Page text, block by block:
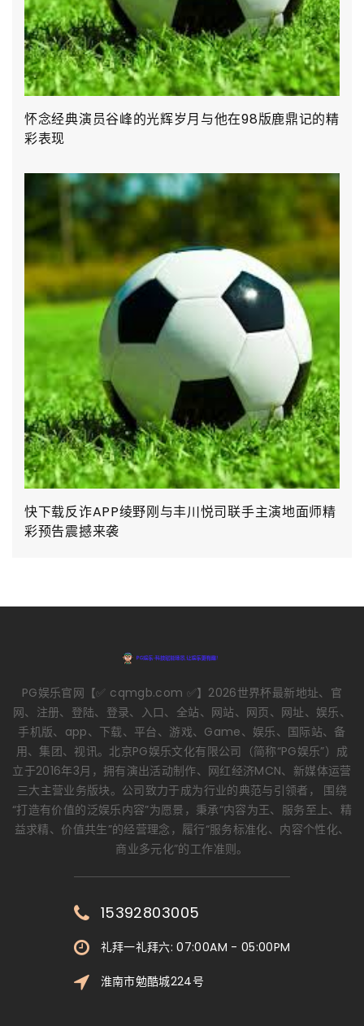
怀念经典演员谷峰的光辉岁月与他在98版鹿鼎记的精
彩表现
快下载反诈APP绫野刚与丰川悦司联手主演地面师精
彩预告震撼来袭
PG娱乐官网【✅ cqmgb.com ✅】2026世界杯最新地址、官
网、注册、登陆、登录、入口、全站、网站、网页、网址、娱乐、
手机版、app、下载、平台、游戏、Game、娱乐、国际站、备
用、集团、视讯。北京PG娱乐文化有限公司（简称“PG娱乐”）成
立于2016年3月，拥有演出活动制作、网红经济MCN、新媒体运营
三大主营业务版块。公司致力于成为行业的典范与引领者， 围绕
“打造有价值的泛娱乐内容”为愿景，秉承“内容为王、服务至上、精
益求精、价值共生”的经营理念，履行“服务标准化、内容个性化、
商业多元化”的工作准则。
15392803005
礼拜一礼拜六: 07:00AM - 05:00PM
淮南市勉酷城224号